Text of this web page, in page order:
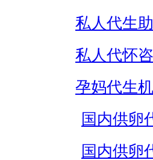
私人代生
私人代怀
孕妈代生
国内供卵
国内供卵